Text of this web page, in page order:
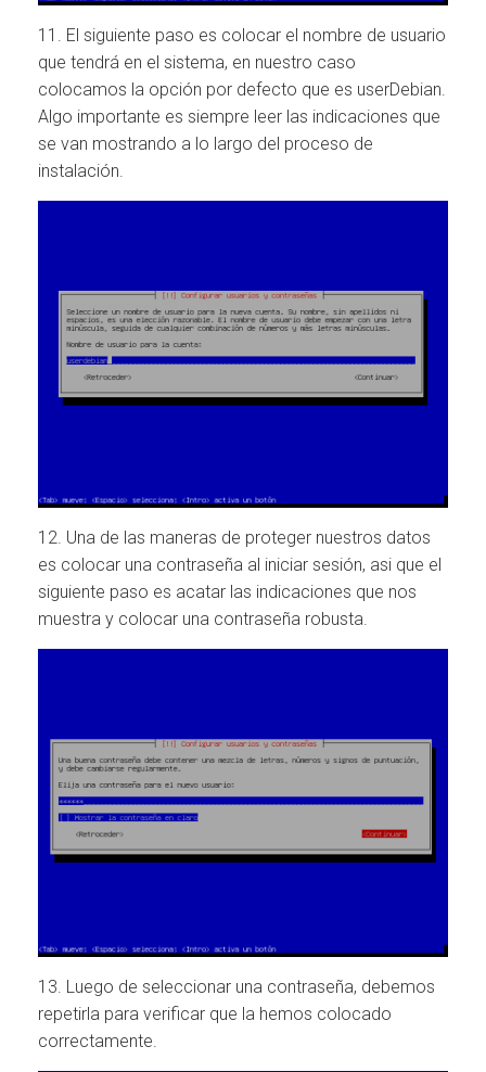
11. El siguiente paso es colocar el nombre de usuario
que tendrá en el sistema, en nuestro caso
colocamos la opción por defecto que es userDebian.
Algo importante es siempre leer las indicaciones que
se van mostrando a lo largo del proceso de
instalación.
12. Una de las maneras de proteger nuestros datos
es colocar una contraseña al iniciar sesión, asi que el
siguiente paso es acatar las indicaciones que nos
muestra y colocar una contraseña robusta.
13. Luego de seleccionar una contraseña, debemos
repetirla para verificar que la hemos colocado
correctamente.